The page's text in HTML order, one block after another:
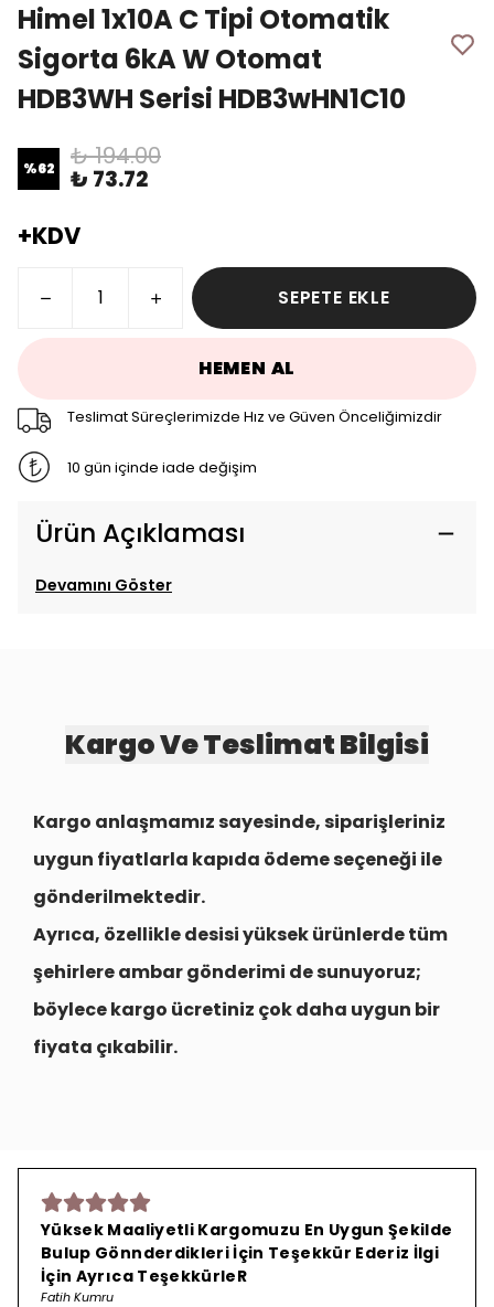
Himel 1x10A C Tipi Otomatik
Sigorta 6kA W Otomat
HDB3WH Serisi HDB3wHN1C10
%62 ₺ 194.00
₺ 73.72
+KDV
SEPETE EKLE
HEMEN AL
Teslimat Süreçlerimizde Hız ve Güven Önceliğimizdir
10 gün içinde iade değişim
Ürün Açıklaması
Devamını Göster
Kargo Ve Teslimat Bilgisi
Kargo anlaşmamız sayesinde, siparişleriniz
uygun fiyatlarla kapıda ödeme seçeneği ile
gönderilmektedir.
Ayrıca, özellikle desisi yüksek ürünlerde tüm
şehirlereambar gönderimi de sunuyoruz;
böylece kargo ücretiniz çok daha uygun bir
fiyata çıkabilir.
Yüksek Maaliyetli Kargomuzu En Uygun Şekilde
Bulup Gönnderdikleri İçin Teşekkür Ederiz İlgi
İçin Ayrıca TeşekkürleR
Fatih Kumru